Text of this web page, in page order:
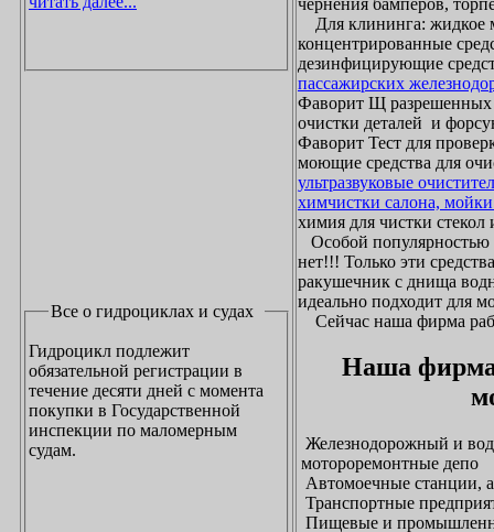
Все о гидроциклах и судах
Гидроцикл подлежит
обязательной регистрации в
течение десяти дней с момента
покупки в Государственной
инспекции по маломерным
судам.
Для клининга: жидкое
концентрированные
дезинфицирующие
пассажирских
Фаворит Щ
очистки деталей и
Фаворит Тест для
моющие средства для
ультразвуковые
химчистки салона,
химия для чистки стекол
Особой популярностью
нет!!! Только эти
ракушечник с днища
идеально подходит для
Сейчас наша фирма
Наша фирма
Железнодорожный и
мотороремонтные депо
Автомоечные станции,
Транспортные
Пищевые и